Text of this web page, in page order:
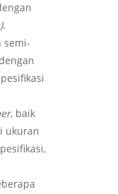
.
semi-
, baik
ukuran